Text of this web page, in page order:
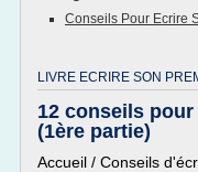
Conseils Pour Ecrire
LIVRE ECRIRE SON
12 conseils
(1ère partie)
Accueil / Conseils